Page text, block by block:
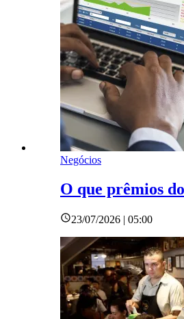
Negócios
O que prêmios
23/07/2026 | 05:00